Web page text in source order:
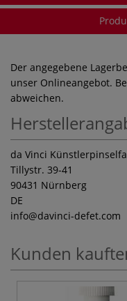
Der angegebene
unser Onlineangebot.
abweichen.
da Vinci
Tillystr. 39-41
90431 Nürnberg
DE
info@davinci-defet.com
Kunden